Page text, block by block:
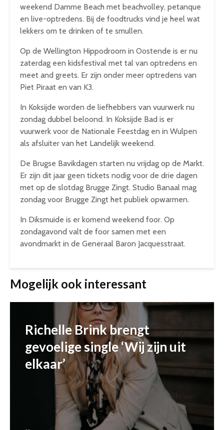
weekend Damme Beach met beachvolley, petanque
en live-optredens. Bij de foodtrucks vind je heel wat
lekkers om te drinken of te smullen.
Op de Wellington Hippodroom in Oostende is er nu
zaterdag een kidsfestival met tal van optredens en
meet and greets. Er zijn onder meer optredens van
Piet Piraat en van K3.
In Koksijde worden de liefhebbers van vuurwerk nu
zondag dubbel beloond. In Koksijde Bad is er
vuurwerk voor de Nationale Feestdag en in Wulpen
als afsluiter van het Landelijk weekend.
De Brugse Bavikdagen starten nu vrijdag op de Markt.
Er zijn dit jaar geen tickets nodig voor de drie dagen
met op de slotdag Brugge Zingt. Studio Banaal mag
zondag voor Brugge Zingt het publiek opwarmen.
In Diksmuide is er komend weekend foor. Op
zondagavond valt de foor samen met een
avondmarkt in de Generaal Baron Jacquesstraat.
Mogelijk ook interessant
Richelle Brink brengt
gevoelige single ‘Wij zijn uit
elkaar’